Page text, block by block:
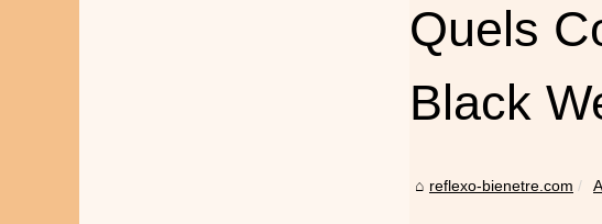
Quels
Black
reflexo-bienetre.com